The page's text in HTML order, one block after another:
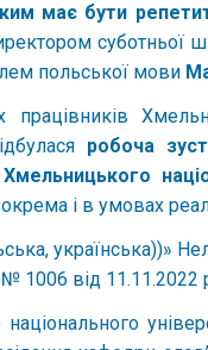
має бути
польської мови
працівників
робоча
і в умовах
українська))»
1006 від 11.11.2022